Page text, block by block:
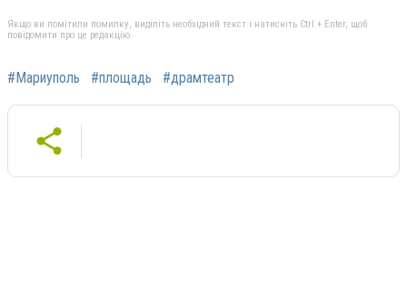
Якщо ви помітили помилку, виділіть необхідний текст і натисніть Ctrl + Enter, щоб
повідомити про це редакцію
#Мариуполь #площадь #драмтеатр